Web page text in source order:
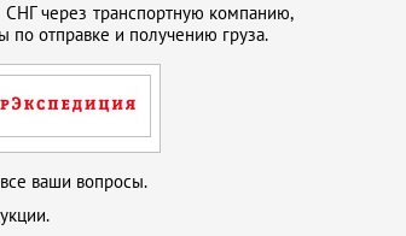
через транспортную компанию,
по отправке и получению груза.
ваши вопросы.